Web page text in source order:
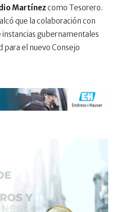
Martínezcomo Tesorero.
que la colaboración con
instancias gubernamentales
para el nuevo Consejo